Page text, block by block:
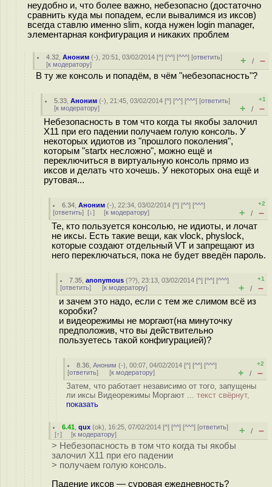
неудобно и, что более важно, небезопасно (достаточно
сравнить куда мы попадем, если вывалимся из иксов)
всегда ставлю именно slim, когда нужен login manager,
элементарная конфигурация и никаких проблем
4.32 ,Аноним (-), 20:51, 03/02/2014 [^] [^^] [^^^] [ответить]
[к модератору] + / –
В ту же консоль и попадём, в чём "небезопасность"?
5.33 ,Аноним (-), 21:45, 03/02/2014 [^] [^^] [^^^] [ответить]
[к модератору]
+1
+ / –
Небезопасность в том что когда ты якобы залочил
X11 при его падении получаем голую консоль. У
некоторых идиoтов из "прошлого поколения",
которым "startx несложно", можно ещё и
переключиться в виртуальную консоль прямо из
иксов и делать что хочешь. У некоторых она ещё и
рутовая...
6.34 ,Аноним (-), 22:34, 03/02/2014 [^] [^^] [^^^]
[ответить] [↓] [к модератору]
+2
+ / –
Те, кто пользуется консолью, не идиоты, и лочат
не иксы. Есть такие вещи, как vlock, physlock,
которые создают отдельный VT и запрещают из
него переключаться, пока не будет введён пароль.
7.35 ,anonymous (??), 23:13, 03/02/2014 [^] [^^] [^^^]
[ответить] [к модератору]
+1
+ / –
и зачем это надо, если с тем же слимом всё из
коробки?
и видеорежимы не моргают(на минуточку
предположив, что вы действительно
пользуетесь такой конфигурацией)?
8.36 ,Аноним (-), 00:07, 04/02/2014 [^] [^^] [^^^]
[ответить] [к модератору]
+2
+ / –
Затем, что работает независимо от того, запущены
ли иксы Видеорежимы Моргают ... текст свёрнут,
показать
6.41 ,qux (ok), 16:25, 07/02/2014 [^] [^^] [^^^] [ответить]
[↑] [к модератору] + / –
> Небезопасность в том что когда ты якобы
залочил X11 при его падении
> получаем голую консоль.
Падение иксов — суровая ежедневность?